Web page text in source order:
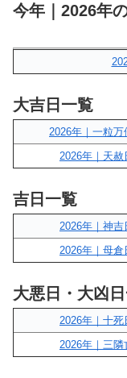
今年｜2026年
大吉日一覧
2026年｜一粒万
2026年｜天赦
吉日一覧
2026年｜神吉
2026年｜母倉
大悪日・大凶
2026年｜十死
2026年｜三隣